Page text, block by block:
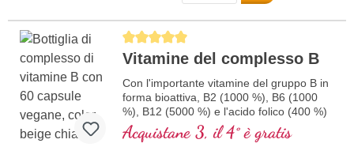
Average rating of 5 out of 5 stars
Vitamine del complesso B
Con l'importante vitamine del gruppo B in
forma bioattiva, B2 (1000 %), B6 (1000
%), B12 (5000 %) e l'acido folico (400 %)
e tutti gli altri vitamine-B. Con
metilcobalamina e adenosil cobalamina.
Acquistane 3, il 4° è gratis